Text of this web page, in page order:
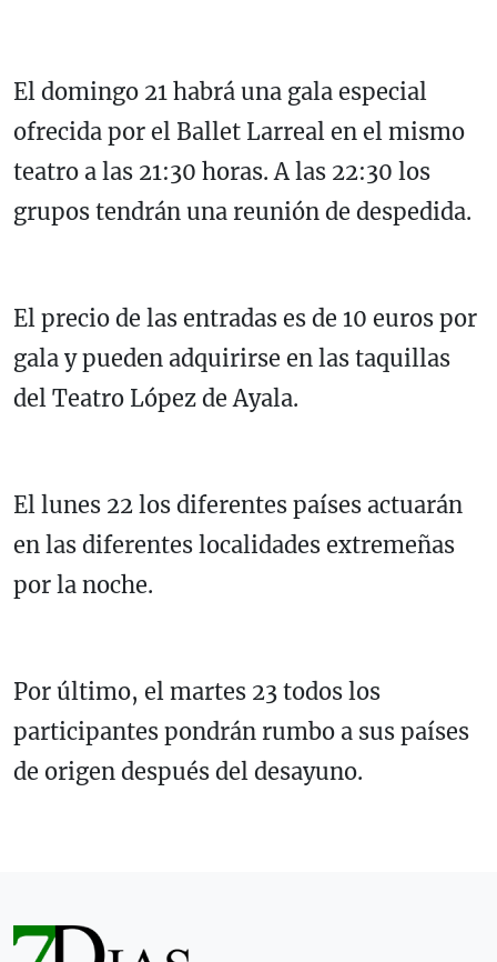
El domingo 21 habrá una gala especial
ofrecida por el Ballet Larreal en el mismo
teatro a las 21:30 horas. A las 22:30 los
grupos tendrán una reunión de despedida.
El precio de las entradas es de 10 euros por
gala y pueden adquirirse en las taquillas
del Teatro López de Ayala.
El lunes 22 los diferentes países actuarán
en las diferentes localidades extremeñas
por la noche.
Por último, el martes 23 todos los
participantes pondrán rumbo a sus países
de origen después del desayuno.